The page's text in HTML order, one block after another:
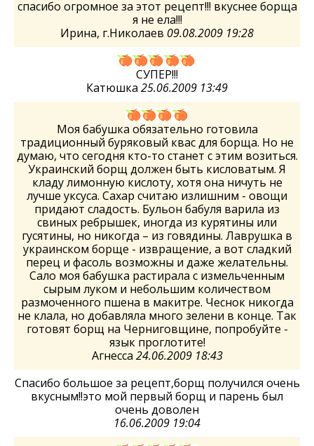
спасибо огромное за этот рецепт!!! вкуснее борща
я не ела!!!
Ирина, г.Николаев 09.08.2009 19:28
СУПЕР!!!
Катюшка 25.06.2009 13:49
Моя бабушка обязательно готовила
традиционный буряковый квас для борща. Но не
думаю, что сегодня кто-то станет с этим возиться.
Украинский борщ должен быть кисловатым. Я
кладу лимонную кислоту, хотя она ничуть не
лучше уксуса. Сахар считаю излишним - овощи
придают сладость. Бульон бабуля варила из
свиных ребрышек, иногда из курятины или
гусятины, но никогда – из говядины. Лаврушка в
украинском борще - извращение, а вот сладкий
перец и фасоль возможны и даже желательны.
Сало моя бабушка растирала с измельченным
сырым луком и небольшим количеством
размоченного пшена в макитре. Чеснок никогда
не клала, но добавляла много зелени в конце. Так
готовят борщ на Черниговщине, попробуйте -
язык проглотите!
Агнесса 24.06.2009 18:43
Спасибо большое за рецепт,борщ получился очень
вкусным!!это мой первый борщ и парень был
очень доволен
16.06.2009 19:04